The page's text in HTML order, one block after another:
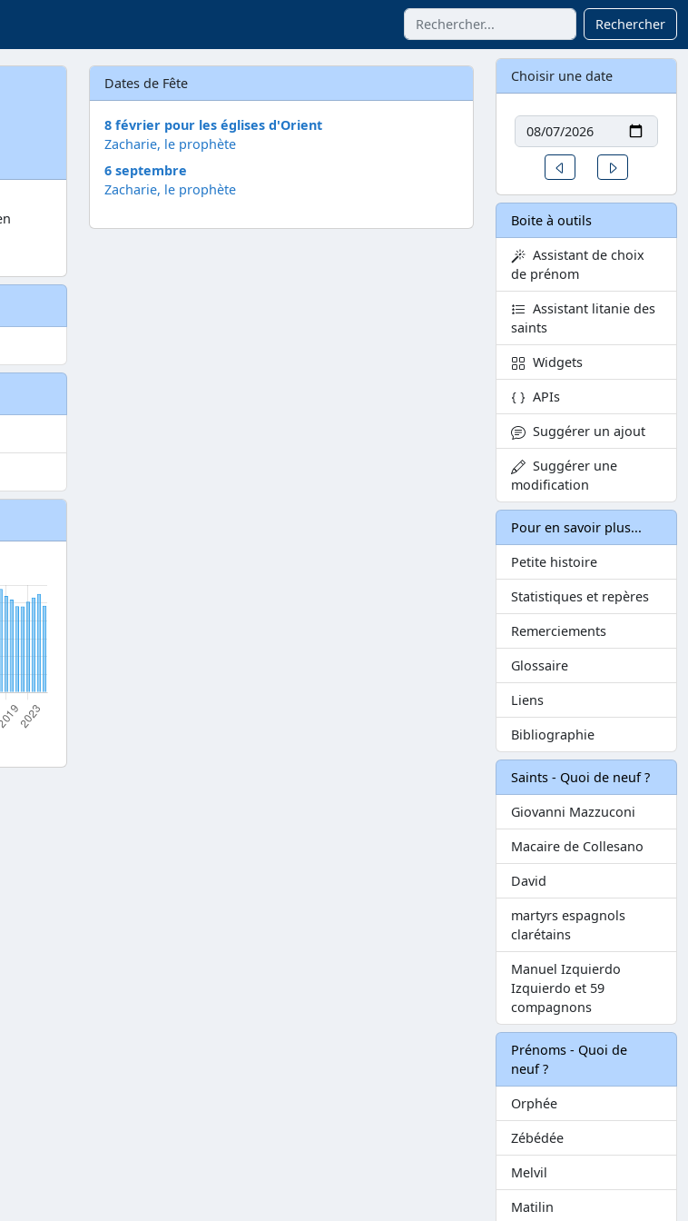
Rechercher
Dates de Fête
8 février pour les églises d'Orient
Zacharie, le prophète
6 septembre
Zacharie, le prophète
Choisir une date
Date
Un jour avant
Boite à outils
Assistant de choix
de prénom
Assistant litanie des
saints
Widgets
APIs
Suggérer un ajout
Suggérer une
modification
Pour en savoir plus...
Petite histoire
Statistiques et repères
Remerciements
Glossaire
Liens
Bibliographie
Saints - Quoi de neuf ?
Giovanni Mazzuconi
Macaire de Collesano
David
martyrs espagnols
clarétains
Manuel Izquierdo
Izquierdo et 59
compagnons
Prénoms - Quoi de
neuf ?
Orphée
Zébédée
Melvil
Matilin